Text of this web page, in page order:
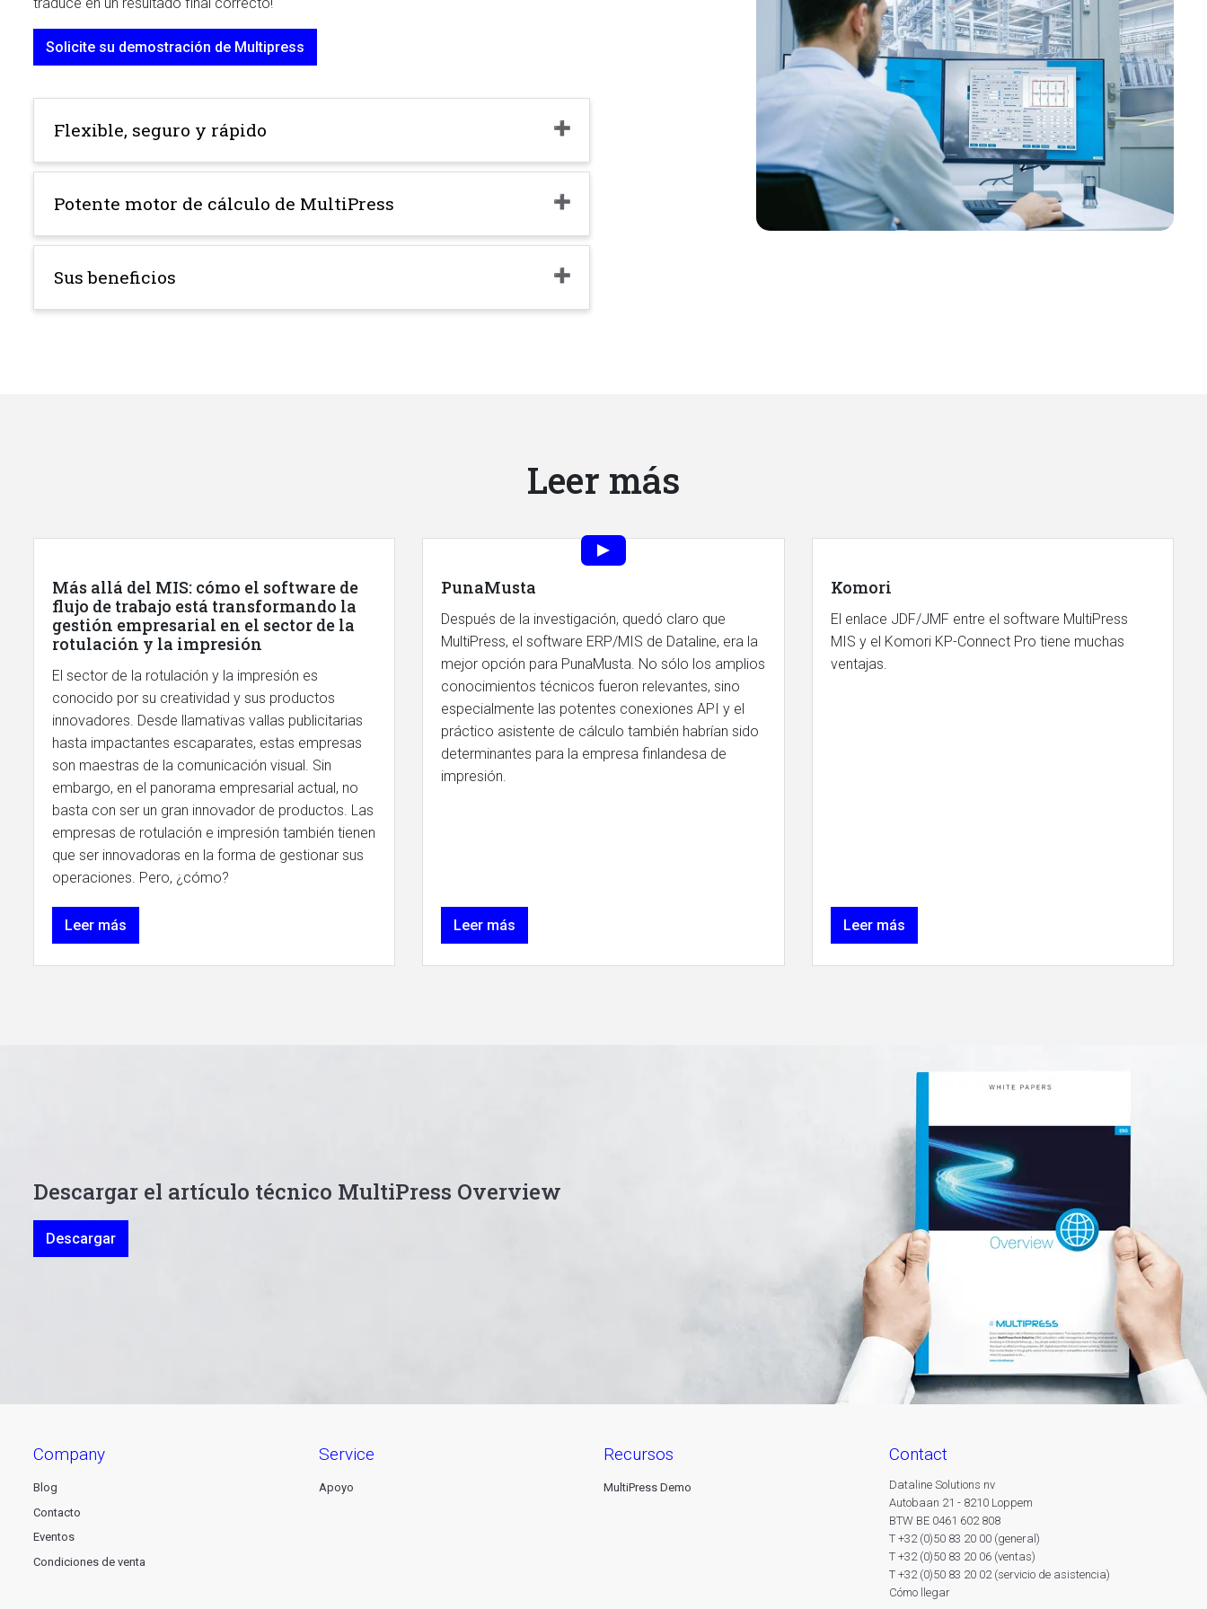
Solicite su demostración de Multipress
Flexible, seguro y rápido
Potente motor de cálculo de MultiPress
Sus beneficios
Leer más
Más allá del MIS: cómo el software de
flujo de trabajo está transformando la
gestión empresarial en el sector de la
rotulación y la impresión
El sector de la rotulación y la impresión es
conocido por su creatividad y sus productos
innovadores. Desde llamativas vallas publicitarias
hasta impactantes escaparates, estas empresas
son maestras de la comunicación visual. Sin
embargo, en el panorama empresarial actual, no
basta con ser un gran innovador de productos. Las
empresas de rotulación e impresión también tienen
que ser innovadoras en la forma de gestionar sus
operaciones. Pero, ¿cómo?
Leer más
PunaMusta
Después de la investigación, quedó claro que
MultiPress, el software ERP/MIS de Dataline, era la
mejor opción para PunaMusta. No sólo los amplios
conocimientos técnicos fueron relevantes, sino
especialmente las potentes conexiones API y el
práctico asistente de cálculo también habrían sido
determinantes para la empresa finlandesa de
impresión.
Leer más
Komori
El enlace JDF/JMF entre el software MultiPress
MIS y el Komori KP-Connect Pro tiene muchas
ventajas.
Leer más
Descargar el artículo técnico MultiPress Overview
Descargar
company
Blog
Contacto
Eventos
Condiciones de venta
service
Apoyo
recursos
MultiPress Demo
contact
Dataline Solutions nv
Autobaan 21 - 8210 Loppem
BTW BE 0461 602 808
T +32 (0)50 83 20 00 (general)
T +32 (0)50 83 20 06 (ventas)
T +32 (0)50 83 20 02 (servicio de asistencia)
Cómo llegar